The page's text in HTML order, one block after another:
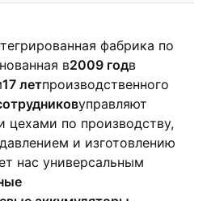
фабрика по
в2009 годв
17 летпроизводственного
управляют
цехами по производству,
и изготовлению
нас универсальным